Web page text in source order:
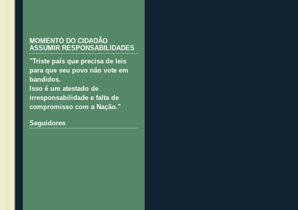
MOMENTO DO CIDADÃO
ASSUMIR RESPONSABILIDADES
"Triste país que precisa de leis
para que seu povo não vote em
bandidos.
Isso é um atestado de
irresponsabilidade e falta de
compromisso com a Nação."
Seguidores